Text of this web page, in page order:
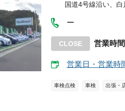
国道4号線沿い、
ー
CLOSE 営業時
営業日・営業時
車検点検 車検 出張・